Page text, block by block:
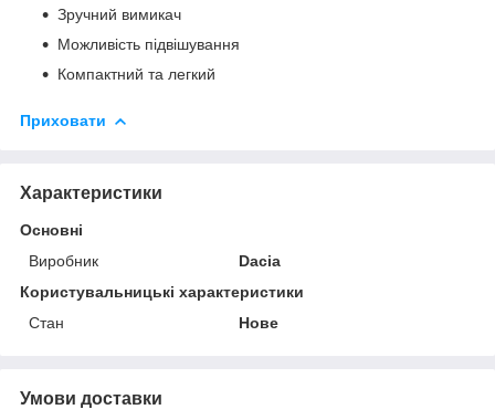
Зручний вимикач
Можливість підвішування
Компактний та легкий
Приховати
Характеристики
Основні
Виробник
Dacia
Користувальницькі характеристики
Стан
Нове
Умови доставки